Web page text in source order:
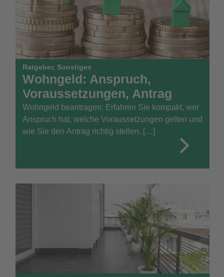
Ratgeber, Sonstiges
Wohngeld: Anspruch,
Voraussetzungen, Antrag
Wohngeld beantragen: Erfahren Sie kompakt, wer
Anspruch hat, welche Voraussetzungen gelten und
wie Sie den Antrag richtig stellen. […]